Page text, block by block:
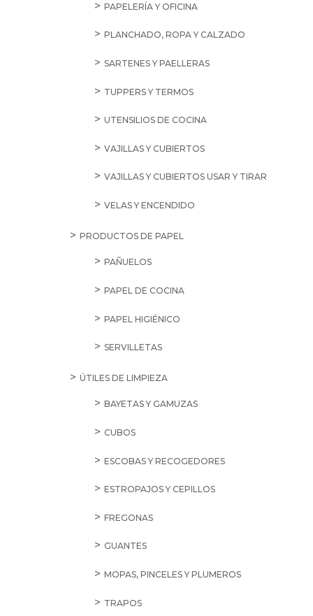
PAPELERÍA Y OFICINA
PLANCHADO, ROPA Y CALZADO
SARTENES Y PAELLERAS
TUPPERS Y TERMOS
UTENSILIOS DE COCINA
VAJILLAS Y CUBIERTOS
VAJILLAS Y CUBIERTOS USAR Y TIRAR
VELAS Y ENCENDIDO
PRODUCTOS DE PAPEL
PAÑUELOS
PAPEL DE COCINA
PAPEL HIGIÉNICO
SERVILLETAS
ÚTILES DE LIMPIEZA
BAYETAS Y GAMUZAS
CUBOS
ESCOBAS Y RECOGEDORES
ESTROPAJOS Y CEPILLOS
FREGONAS
GUANTES
MOPAS, PINCELES Y PLUMEROS
TRAPOS